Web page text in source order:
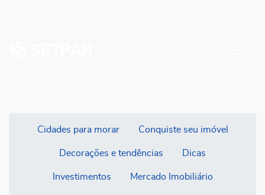
Cidades para morar Conquiste seu imóvel
Decorações e tendências Dicas
Investimentos Mercado Imobiliário